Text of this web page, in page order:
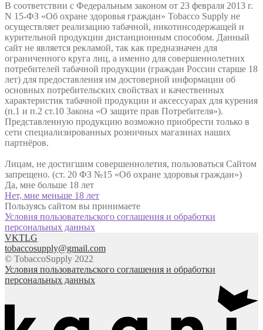
В соответствии с Федеральным законом от 23 февраля 2013 г.
N 15-ФЗ «Об охране здоровья граждан» Tobacco Supply не
осуществляет реализацию табачной, никотинсодержащей и
курительной продукции дистанционным способом. Данный
сайт не является рекламой, так как предназначен для
ограниченного круга лиц, а именно для совершеннолетних
потребителей табачной продукции (граждан России старше 18
лет) для предоставления им достоверной информации об
основных потребительских свойствах и качественных
характеристик табачной продукции и аксессуарах для курения
(п.1 и п.2 ст.10 Закона «О защите прав Потребителя»).
Представленную продукцию возможно приобрести только в
сети специализированных розничных магазинах наших
партнёров.
Лицам, не достигшим совершеннолетия, пользоваться Сайтом
запрещено. (ст. 20 ФЗ №15 «Об охране здоровья граждан»)
Да, мне больше 18 лет
Нет, мне меньше 18 лет
Пользуясь сайтом вы принимаете
Условия пользовательского соглашения и обработки
персональных данных
VKTLG
tobaccosupply@gmail.com
© TobaccoSupply 2022
Условия пользовательского соглашения и обработки
персональных данных